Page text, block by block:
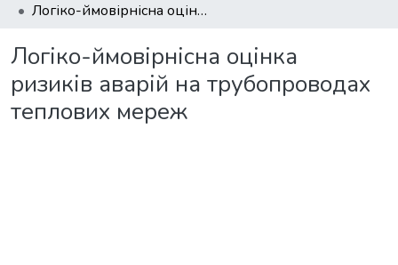
Логіко-ймовірнісна оцінка ризиків аварій на трубопроводах теплових мереж
Логіко-ймовірнісна оцінка
ризиків аварій на трубопроводах
теплових мереж